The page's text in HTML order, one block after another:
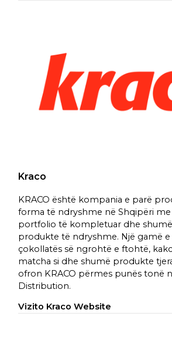
Kraco
KRACO është kompania e parë
forma të ndryshme në Shqipëri me
portfolio të kompletuar dhe
produkte të ndryshme. Një gamë e
çokollatës së ngrohtë e ftohtë,
matcha si dhe shumë produkte
ofron KRACO përmes punës tonë
Distribution.
Vizito Kraco Website